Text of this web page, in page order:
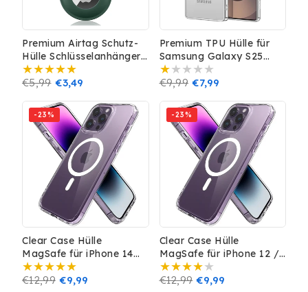
Premium Airtag Schutz-
Hülle Schlüsselanhänger
TPU Silikon Case Cover
GPS Tracker Dunkelgrün
Prix
habituel
€5,99 Prix
promotionnel
€3,49
Premium TPU Hülle für
Samsung Galaxy S25
Ultra Silikon Transparent
Case Tasche
Prix
habituel
€9,99 Prix
promotionnel
€7,99
-23%
Clear Case Hülle
MagSafe für iPhone 14
Pro Schutz Handy
Magnet
Prix
€12,99 Prix
€9,99
-23%
Clear Case Hülle
MagSafe für iPhone 12 /
12 Pro Schutz Handy
Magnet
Prix
€12,99 Prix
€9,99